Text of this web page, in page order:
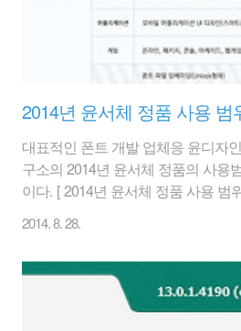
대표적인 폰트 개발 업체응 윤디자
구소의 2014년 윤서체 정품의 사용
이다. [ 2014년 윤서체 정품 사용 범
인 사용범위에 대해서 권한을 가지나
또한 스마트폰의 발달로 모바일환
별도 계약을 해야 한다고 한다. 너무
2014. 8. 28.